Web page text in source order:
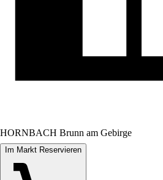
HORNBACH Brunn am Gebirge
Im Markt Reservieren